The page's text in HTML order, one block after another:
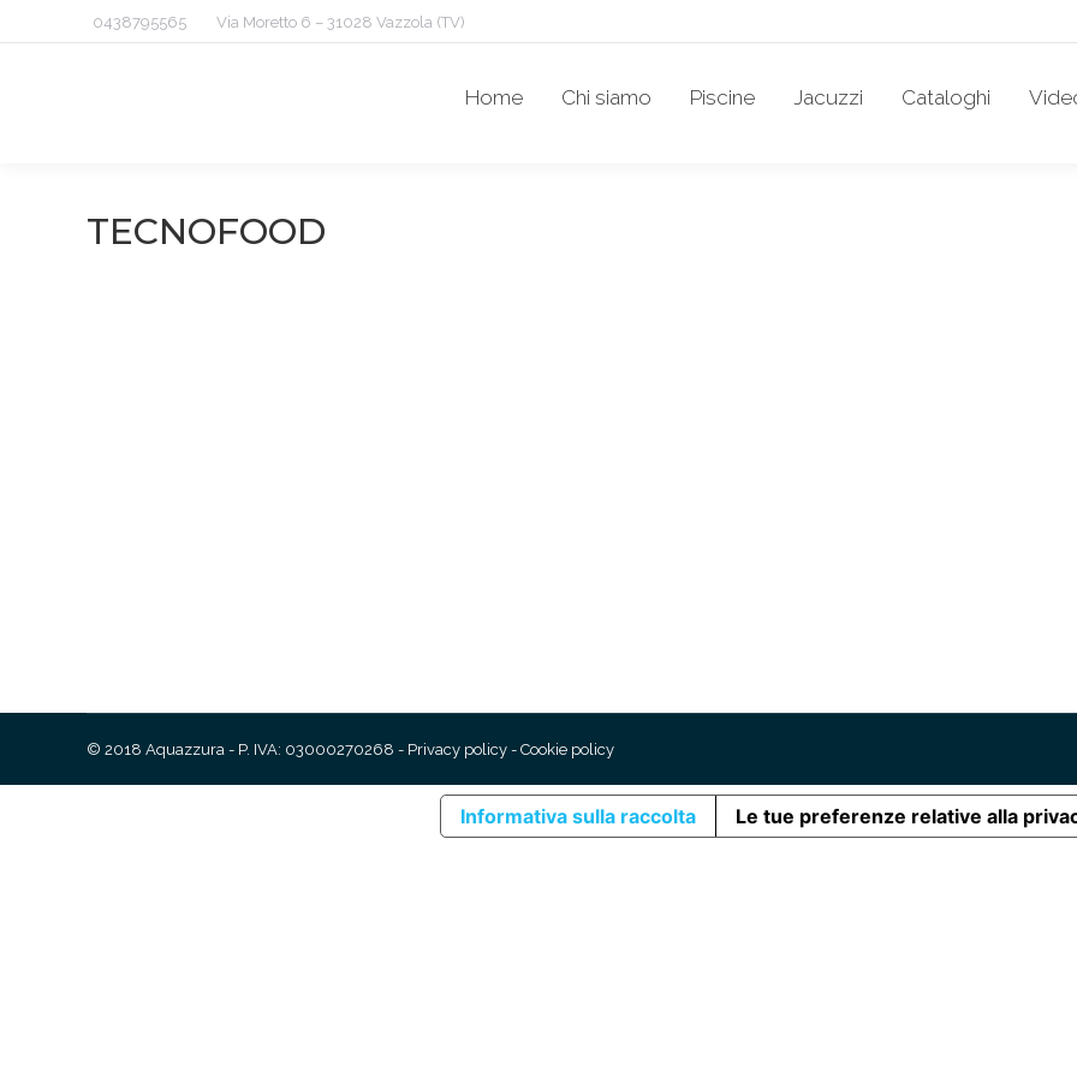
0438795565 Via Moretto 6 – 31028 Vazzola (TV)
Home Chi siamo Piscine Jacuzzi Cataloghi
TECNOFOOD
© 2018 Aquazzura - P. IVA: 03000270268 - Privacy policy - Cookie policy
Informativa sulla raccolta Le tue preferenze relative alla